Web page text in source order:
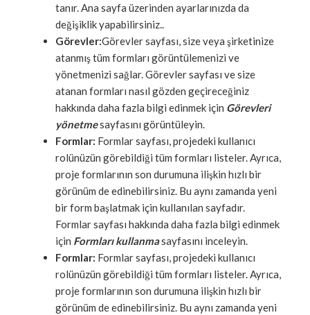
tanır. Ana sayfa üzerinden ayarlarınızda da
değişiklik yapabilirsiniz..
Görevler:Görevler sayfası, size veya şirketinize
atanmış tüm formları görüntülemenizi ve
yönetmenizi sağlar. Görevler sayfası ve size
atanan formları nasıl gözden geçireceğiniz
hakkında daha fazla bilgi edinmek için Görevleri
yönetmesayfasını görüntüleyin.
Formlar: Formlar sayfası, projedeki kullanıcı
rolünüzün görebildiği tüm formları listeler. Ayrıca,
proje formlarının son durumuna ilişkin hızlı bir
görünüm de edinebilirsiniz. Bu aynı zamanda yeni
bir form başlatmak için kullanılan sayfadır.
Formlar sayfası hakkında daha fazla bilgi edinmek
için Formları kullanmasayfasını inceleyin.
Formlar: Formlar sayfası, projedeki kullanıcı
rolünüzün görebildiği tüm formları listeler. Ayrıca,
proje formlarının son durumuna ilişkin hızlı bir
görünüm de edinebilirsiniz. Bu aynı zamanda yeni